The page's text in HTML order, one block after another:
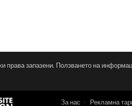
запазени. Ползването на
За нас Рекламна